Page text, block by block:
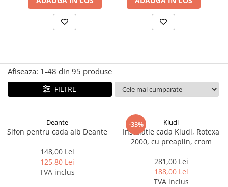
Capace wc
Piedestale
Pisoare
Afiseaza: 1-48 din 95 produse
FILTRE
Deante
Sifon pentru cada alb Deante
148,00 Lei
125,80 Lei
TVA inclus
-33% Kludi
Instalatie cada Kludi, Rotexa
2000, cu preaplin, crom
281,00 Lei
188,00 Lei
TVA inclus